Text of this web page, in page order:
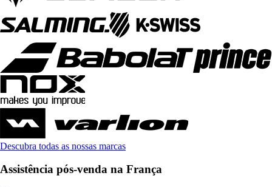
Descubra todas as nossas marcas
Assistência pós-venda na França